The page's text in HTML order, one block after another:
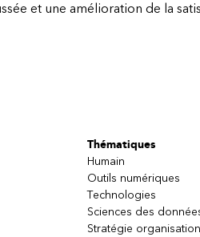
et une amélioration de la
Thématiques
Humain
Outils numériques
Technologies
Sciences des
Stratégie